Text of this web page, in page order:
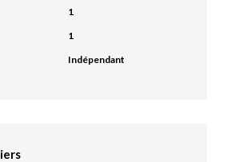
1
1
Indépendant